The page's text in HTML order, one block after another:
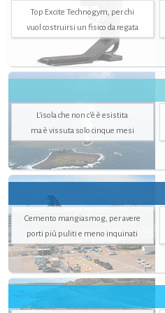
Top Excite Technogym, per chi
vuol costruirsi un fisico da regata
L’isola che non c'è è esistita
ma è vissuta solo cinque mesi
Cemento mangiasmog, per avere
porti più puliti e meno inquinati